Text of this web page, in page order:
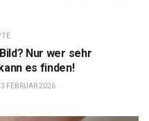
Nur wer sehr
es finden!
FEBRUAR 2026